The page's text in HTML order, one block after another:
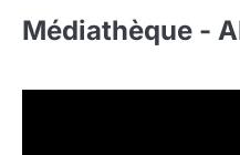
Médiathèque -